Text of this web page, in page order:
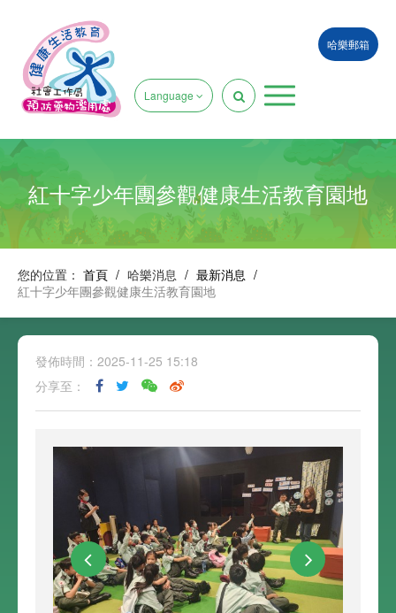
哈樂郵箱
Language
紅十字少年團參觀健康生活教育園地
您的位置： 首頁 / 哈樂消息 / 最新消息 /
紅十字少年團參觀健康生活教育園地
發佈時間：2025-11-25 15:18
分享至：